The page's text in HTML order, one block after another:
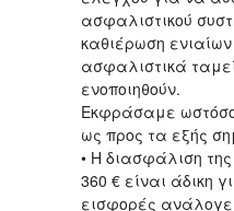
ασφαλιστικού
καθιέρωση
ασφαλιστικά
ενοποιηθούν.
Εκφράσαμε
ως προς τα εξής
• Η διασφάλιση
360 € είναι άδικη
εισφορές